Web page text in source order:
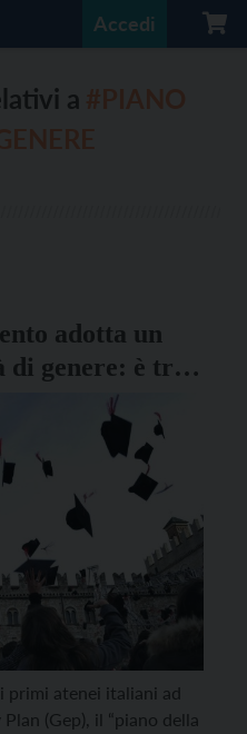
Accedi
a
adotta un
genere: è tra i
primi atenei italiani ad
(Gep), il “piano della